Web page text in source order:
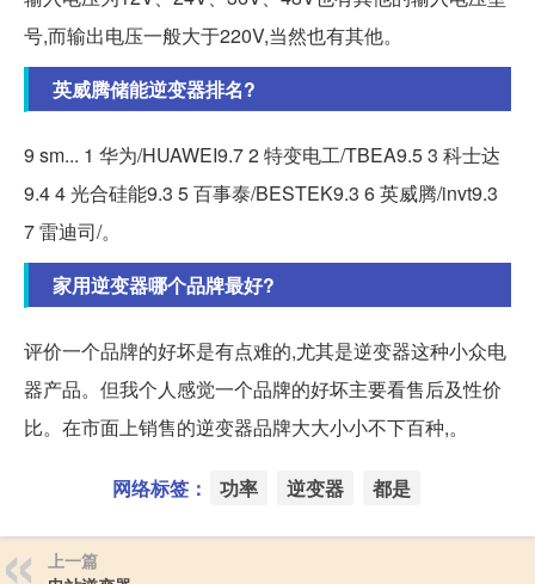
号,而输出电压一般大于220V,当然也有其他。
英威腾储能逆变器排名?
9 sm... 1 华为/HUAWEI9.7 2 特变电工/TBEA9.5 3 科士达
9.4 4 光合硅能9.3 5 百事泰/BESTEK9.3 6 英威腾/invt9.3
7 雷迪司/。
家用逆变器哪个品牌最好?
评价一个品牌的好坏是有点难的,尤其是逆变器这种小众电
器产品。但我个人感觉一个品牌的好坏主要看售后及性价
比。在市面上销售的逆变器品牌大大小小不下百种,。
网络标签： 功率 逆变器 都是
上一篇